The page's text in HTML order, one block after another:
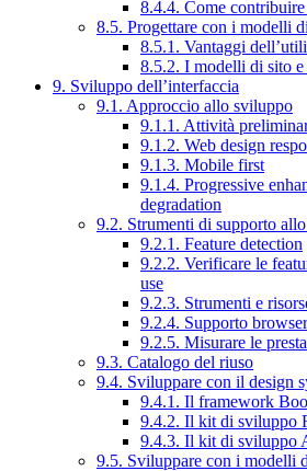
8.4.4. Come
8.5. Progettare con i modelli
8.5.1. Vantaggi
8.5.2. I modelli di sito
9. Sviluppo dell’interfaccia
9.1. Approccio allo sviluppo
9.1.1. Attività
9.1.2. Web design
9.1.3. Mobile first
9.1.4. Progressive
degradation
9.2. Strumenti di supporto
9.2.1. Feature detection
9.2.2. Verificare le
use
9.2.3. Strumenti e
9.2.4. Supporto browser
9.2.5. Misurare le
9.3. Catalogo del riuso
9.4. Sviluppare con il design
9.4.1. Il framework
9.4.2. Il kit di sviluppo
9.4.3. Il kit di sviluppo
9.5. Sviluppare con i modelli